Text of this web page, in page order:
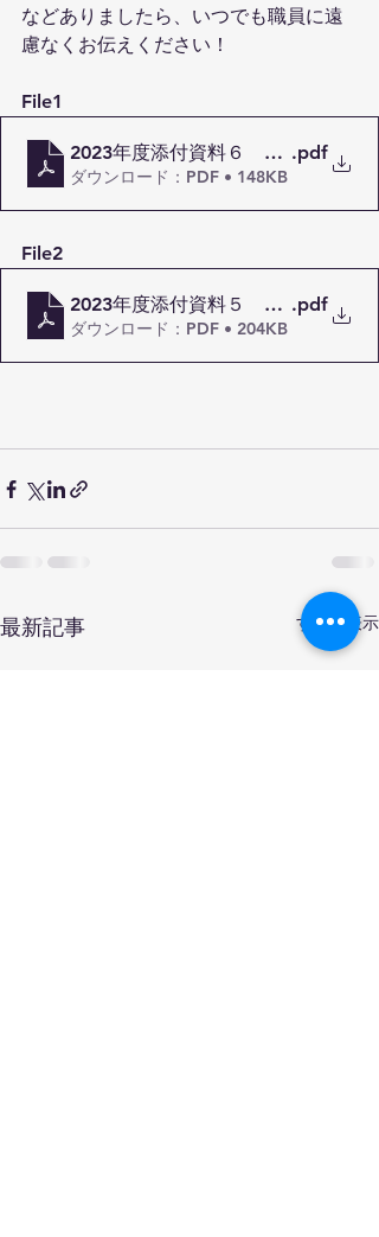
などありましたら、いつでも職員に遠
慮なくお伝えください！
File1
2023年度添付資料６ 保護者等か
.pdf
ダウンロード：PDF • 148KB
File2
2023年度添付資料５ 児童発達支
.pdf
ダウンロード：PDF • 204KB
最新記事 すべて表示